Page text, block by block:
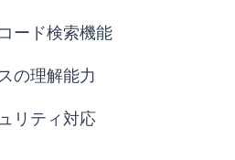
ード検索機能
の理解能力
リティ対応